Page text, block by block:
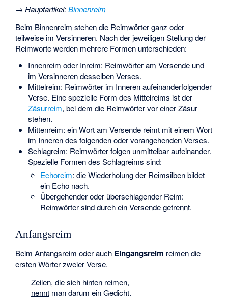
→Hauptartikel:Binnenreim
Beim Binnenreim stehen die Reimwörter ganz oder
teilweise im Versinneren. Nach der jeweiligen Stellung der
Reimworte werden mehrere Formen unterschieden:
Innenreim oder Inreim: Reimwörter am Versende und
im Versinneren desselben Verses.
Mittelreim: Reimwörter im Inneren aufeinanderfolgender
Verse. Eine spezielle Form des Mittelreims ist der
Zäsurreim, bei dem die Reimwörter vor einer Zäsur
stehen.
Mittenreim: ein Wort am Versende reimt mit einem Wort
im Inneren des folgenden oder vorangehenden Verses.
Schlagreim: Reimwörter folgen unmittelbar aufeinander.
Spezielle Formen des Schlagreims sind:
Echoreim: die Wiederholung der Reimsilben bildet
ein Echo nach.
Übergehenderoder überschlagender Reim:
Reimwörter sind durch ein Versende getrennt.
Anfangsreim
Beim Anfangsreim oder auch Eingangsreim reimen die
ersten Wörter zweier Verse.
Zeilen, die sich hinten reimen,
nenntman darum ein Gedicht.